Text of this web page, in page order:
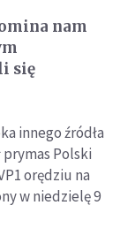
nam
się
innego źródła
prymas Polski
orędziu na
w niedzielę 9